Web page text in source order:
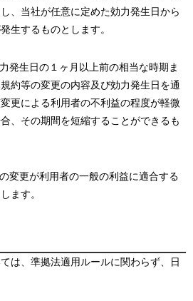
、当社が任意に定めた効力発生日から
生するものとします。
発生日の１ヶ月以上前の相当な時期ま
約等の変更の内容及び効力発生日を通
更による利用者の不利益の程度が軽微
、その期間を短縮することができるも
変更が利用者の一般の利益に適合する
ます。
は、準拠法適用ルールに関わらず、日